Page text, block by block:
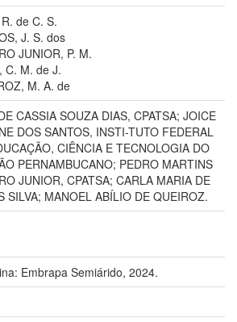
de C. S.
J. S. dos
JUNIOR, P. M.
C. M. de J.
M. A. de
CASSIA SOUZA DIAS, CPATSA; JOICE
DOS SANTOS, INSTI-TUTO FEDERAL
CIÊNCIA E TECNOLOGIA DO
PERNAMBUCANO; PEDRO MARTINS
JUNIOR, CPATSA; CARLA MARIA DE
SILVA; MANOEL ABÍLIO DE QUEIROZ.
Embrapa Semiárido, 2024.